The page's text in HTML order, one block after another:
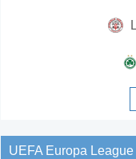
UEFA Europa